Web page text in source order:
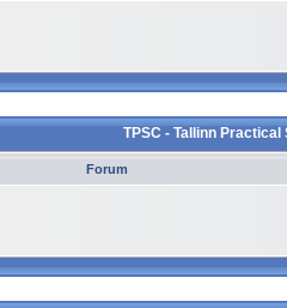
TPSC - Tallinn Practical
Forum